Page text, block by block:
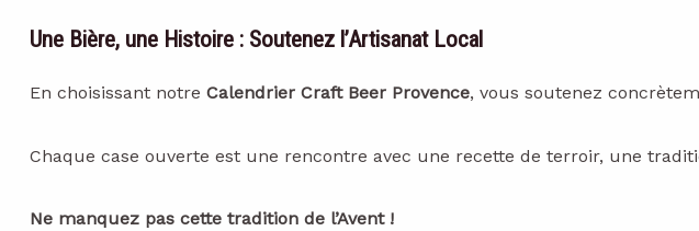
Une Bière, une Histoire : Soutenez l’Artisanat Local
En choisissant notre Calendrier Craft Beer Provence, vous soutenez
Chaque case ouverte est une rencontre avec une recette de terroir, une
Ne manquez pas cette tradition de l’Avent !